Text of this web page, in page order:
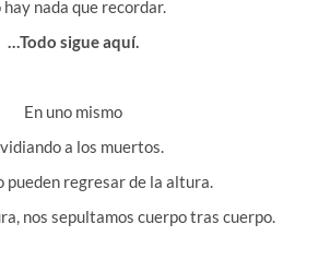
hay nada que recordar.
…Todo sigue aquí.
En uno mismo
a los muertos.
pueden regresar de la altura.
nos sepultamos cuerpo tras cuerpo.